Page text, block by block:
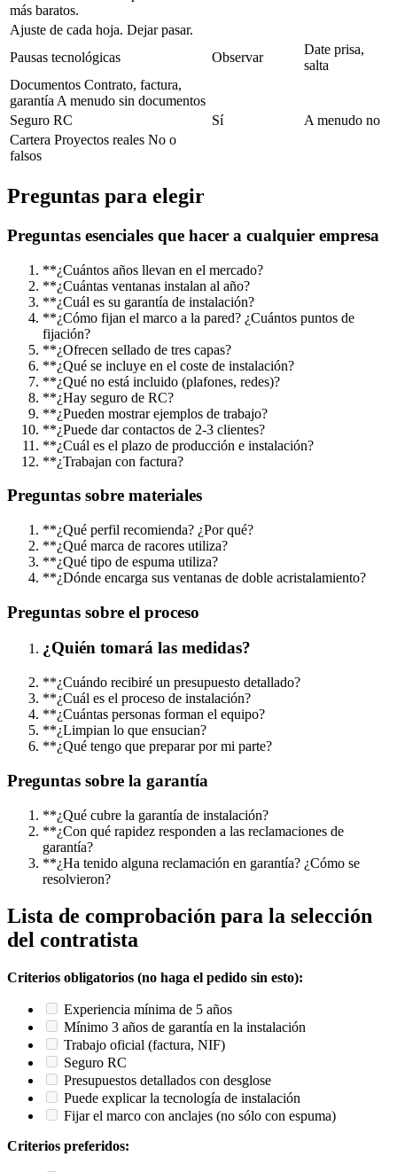
más baratos.
Ajuste de cada hoja. Dejar pasar.
Pausas tecnológicas
Observar
Date prisa,
salta
Documentos Contrato, factura,
garantía A menudo sin documentos
Seguro RC
Sí
A menudo no
Cartera Proyectos reales No o
falsos
Preguntas para elegir
Preguntas esenciales que hacer a cualquier empresa
**¿Cuántos años llevan en el mercado?
**¿Cuántas ventanas instalan al año?
**¿Cuál es su garantía de instalación?
**¿Cómo fijan el marco a la pared? ¿Cuántos puntos de
fijación?
**¿Ofrecen sellado de tres capas?
**¿Qué se incluye en el coste de instalación?
**¿Qué no está incluido (plafones, redes)?
**¿Hay seguro de RC?
**¿Pueden mostrar ejemplos de trabajo?
**¿Puede dar contactos de 2-3 clientes?
**¿Cuál es el plazo de producción e instalación?
**¿Trabajan con factura?
Preguntas sobre materiales
**¿Qué perfil recomienda? ¿Por qué?
**¿Qué marca de racores utiliza?
**¿Qué tipo de espuma utiliza?
**¿Dónde encarga sus ventanas de doble acristalamiento?
Preguntas sobre el proceso
¿Quién tomará las medidas?
**¿Cuándo recibiré un presupuesto detallado?
**¿Cuál es el proceso de instalación?
**¿Cuántas personas forman el equipo?
**¿Limpian lo que ensucian?
**¿Qué tengo que preparar por mi parte?
Preguntas sobre la garantía
**¿Qué cubre la garantía de instalación?
**¿Con qué rapidez responden a las reclamaciones de
garantía?
**¿Ha tenido alguna reclamación en garantía? ¿Cómo se
resolvieron?
Lista de comprobación para la selección
del contratista
Criterios obligatorios (no haga el pedido sin esto):
Experiencia mínima de 5 años
Mínimo 3 años de garantía en la instalación
Trabajo oficial (factura, NIF)
Seguro RC
Presupuestos detallados con desglose
Puede explicar la tecnología de instalación
Fijar el marco con anclajes (no sólo con espuma)
Criterios preferidos: